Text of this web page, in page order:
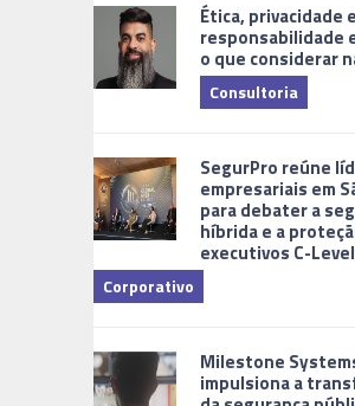
Ética, privacidade e
responsabilidade
o que considerar
Consultoria
SegurPro reúne
empresariais em
para debater a
híbrida e a
executivos C-Level
Corporativo
Milestone
impulsiona a